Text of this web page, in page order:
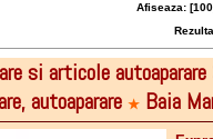
Afiseaza: [100
si articole
autoaparare ★ Baia